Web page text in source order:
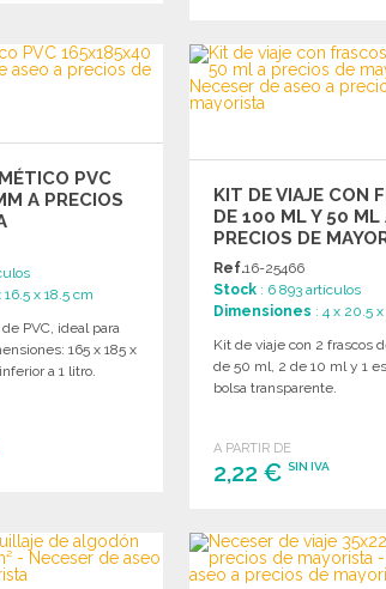
presupuesto
Solicitar un
PVC
A PRECIOS
16.5 x 18.5 cm
PVC, ideal para
165 x 185 x
a 1 litro.
presupuesto
KIT DE VIAJE CON
DE 100 ML Y 50 ML
PRECIOS DE
Ref.16-25466
Stock : 6 893 artículos
Dimensiones : 4 x 20.5
Kit de viaje con 2 frascos
de 50 ml, 2 de 10 ml y 1
bolsa transparente.
A PARTIR DE
2,22 €SIN IVA
Solicitar un